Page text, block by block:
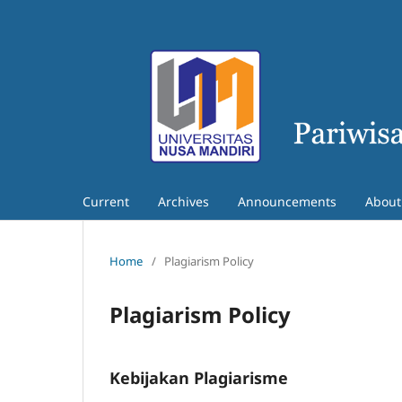
Current Archives Announcements
Home / Plagiarism Policy
Plagiarism Policy
Kebijakan Plagiarisme